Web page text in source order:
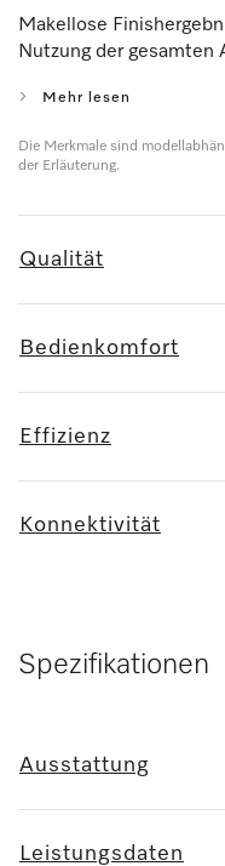
Makellose
Nutzung der gesamten
Mehr lesen
Die Merkmale sind
der Erläuterung.
Qualität
Bedienkomfort
Effizienz
Konnektivität
Spezifikationen
Ausstattung
Leistungsdaten